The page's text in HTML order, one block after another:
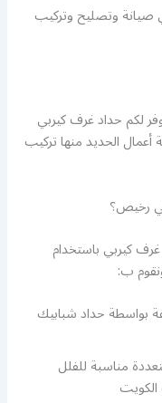
وتصليح وتركيب
لكم حداد غرف كيربي
الحديد منها تركيب
رخيص؟
كيربي باستخدام
ب:
بواسطة حداد شبابيك
مناسبة للفلل